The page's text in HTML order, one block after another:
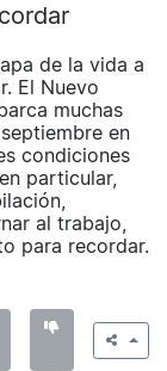
de la vida a
El Nuevo
muchas
en
condiciones
particular,
al trabajo,
para recordar.